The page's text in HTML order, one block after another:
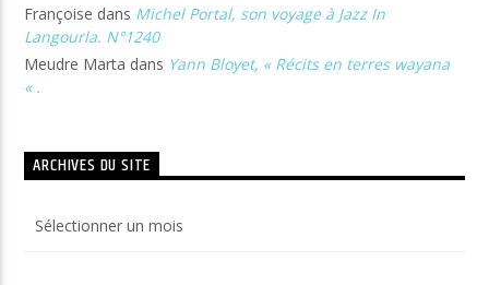
Françoise dans Michel Portal, son voyage à Jazz In
Langourla. N°1240
Meudre Marta dans Yann Bloyet, « Récits en terres wayana
« .
ARCHIVES DU SITE
du